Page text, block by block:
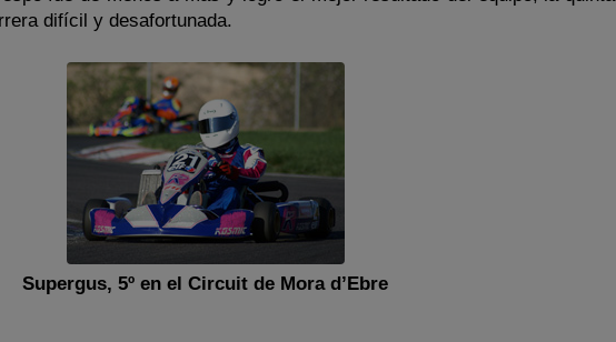
difícil y desafortunada.
Supergus, 5º en el Circuit de Mora d’Ebre